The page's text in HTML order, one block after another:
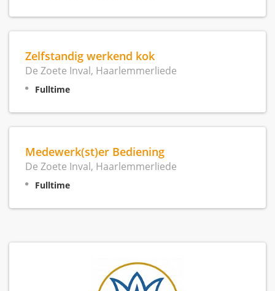
Zelfstandig werkend kok
De Zoete Inval, Haarlemmerliede
Fulltime
Medewerk(st)er Bediening
De Zoete Inval, Haarlemmerliede
Fulltime